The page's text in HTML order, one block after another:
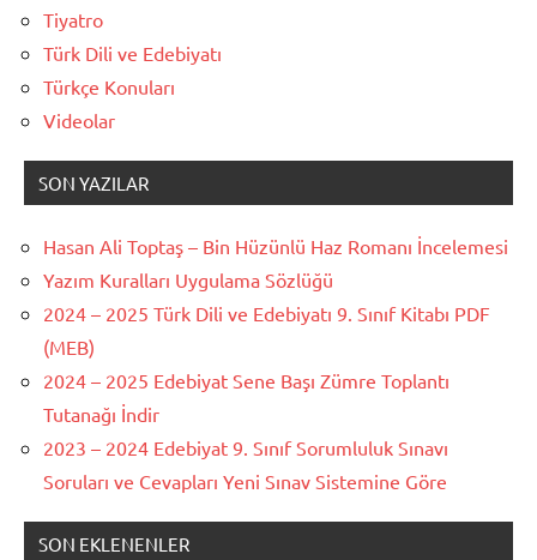
Tiyatro
Türk Dili ve Edebiyatı
Türkçe Konuları
Videolar
SON YAZILAR
Hasan Ali Toptaş – Bin Hüzünlü Haz Romanı İncelemesi
Yazım Kuralları Uygulama Sözlüğü
2024 – 2025 Türk Dili ve Edebiyatı 9. Sınıf Kitabı PDF
(MEB)
2024 – 2025 Edebiyat Sene Başı Zümre Toplantı
Tutanağı İndir
2023 – 2024 Edebiyat 9. Sınıf Sorumluluk Sınavı
Soruları ve Cevapları Yeni Sınav Sistemine Göre
SON EKLENENLER